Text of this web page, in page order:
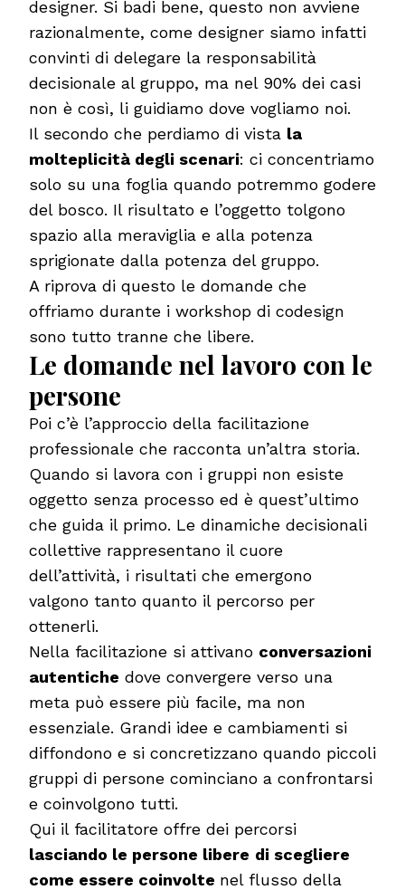
designer. Si badi bene, questo non avviene
razionalmente, come designer siamo infatti
convinti di delegare la responsabilità
decisionale al gruppo, ma nel 90% dei casi
non è così, li guidiamo dove vogliamo noi.
Il secondo che perdiamo di vista la
molteplicità degli scenari: ci concentriamo
solo su una foglia quando potremmo godere
del bosco. Il risultato e l’oggetto tolgono
spazio alla meraviglia e alla potenza
sprigionate dalla potenza del gruppo.
A riprova di questo le domande che
offriamo durante i workshop di codesign
sono tutto tranne che libere.
Le domande nel lavoro con le
persone
Poi c’è l’approccio della facilitazione
professionale che racconta un’altra storia.
Quando si lavora con i gruppi non esiste
oggetto senza processo ed è quest’ultimo
che guida il primo. Le dinamiche decisionali
collettive rappresentano il cuore
dell’attività, i risultati che emergono
valgono tanto quanto il percorso per
ottenerli.
Nella facilitazione si attivano conversazioni
autentiche dove convergere verso una
meta può essere più facile, ma non
essenziale. Grandi idee e cambiamenti si
diffondono e si concretizzano quando piccoli
gruppi di persone cominciano a confrontarsi
e coinvolgono tutti.
Qui il facilitatore offre dei percorsi
lasciando le persone libere di scegliere
come essere coinvolte nel flusso della